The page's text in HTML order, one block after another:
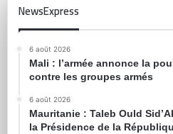
NewsExpress
6 août 2026
Mali : l’armée annonce la
contre les groupes armés
6 août 2026
Mauritanie : Taleb Ould
la Présidence de la